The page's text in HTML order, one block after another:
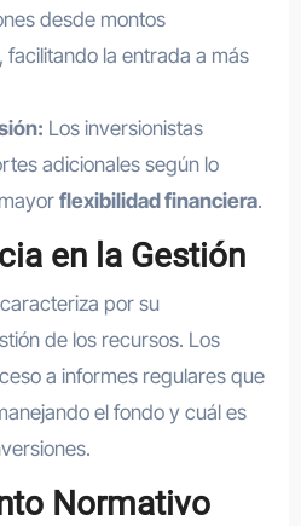
desde montos
facilitando la entrada a más
Los inversionistas
adicionales según lo
flexibilidad financiera.
en la Gestión
caracteriza por su
de los recursos. Los
a informes regulares que
el fondo y cuál es
Normativo